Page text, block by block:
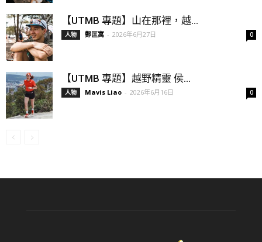
【UTMB 專題】山在那裡，越...
人物 鄭匡寓 - 2026年6月27日 0
【UTMB 專題】越野精靈 侯...
人物 Mavis Liao - 2026年6月16日 0